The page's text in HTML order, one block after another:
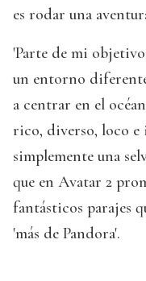
es rodar una
'Parte de mi
un entorno
a centrar en el
rico, diverso, loco e
simplemente una
que en Avatar 2
fantásticos parajes
'más de Pandora'.